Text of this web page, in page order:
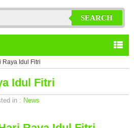
SEARCH
Raya Idul Fitri
Idul Fitri
in : News